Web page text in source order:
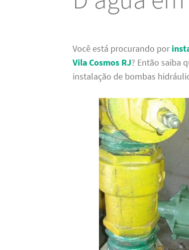
Você está procurando por
Vila Cosmos RJ? Então saiba
instalação de bombas